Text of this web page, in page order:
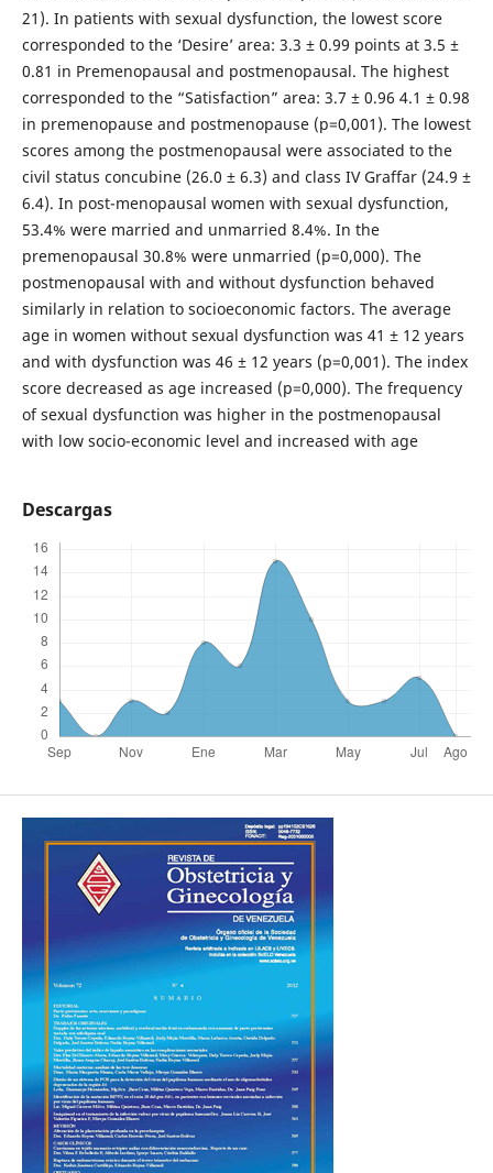
21). In patients with sexual dysfunction, the lowest score
corresponded to the ‘Desire’ area: 3.3 ± 0.99 points at 3.5 ±
0.81 in Premenopausal and postmenopausal. The highest
corresponded to the “Satisfaction” area: 3.7 ± 0.96 4.1 ± 0.98
in premenopause and postmenopause (p=0,001). The lowest
scores among the postmenopausal were associated to the
civil status concubine (26.0 ± 6.3) and class IV Graffar (24.9 ±
6.4). In post-menopausal women with sexual dysfunction,
53.4% were married and unmarried 8.4%. In the
premenopausal 30.8% were unmarried (p=0,000). The
postmenopausal with and without dysfunction behaved
similarly in relation to socioeconomic factors. The average
age in women without sexual dysfunction was 41 ± 12 years
and with dysfunction was 46 ± 12 years (p=0,001). The index
score decreased as age increased (p=0,000). The frequency
of sexual dysfunction was higher in the postmenopausal
with low socio-economic level and increased with age
Descargas